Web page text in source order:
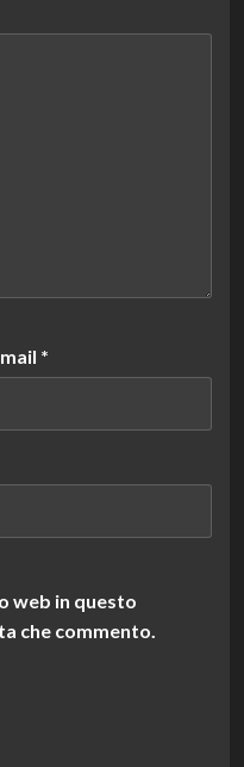
*
web in questo
che commento.